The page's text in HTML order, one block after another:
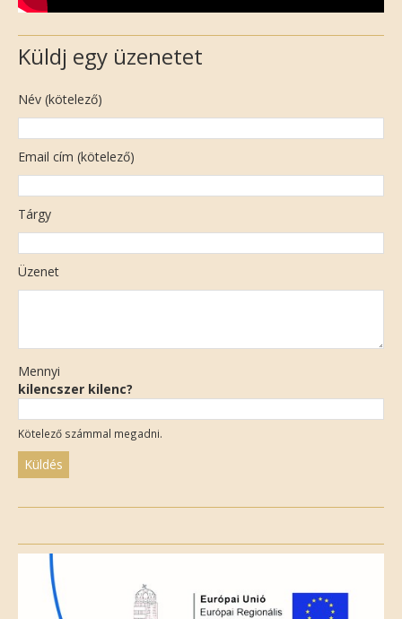
Küldj egy üzenetet
Név (kötelező)
Email cím (kötelező)
Tárgy
Üzenet
Mennyi
kilencszer kilenc?
Kötelező számmal megadni.
field
empty.